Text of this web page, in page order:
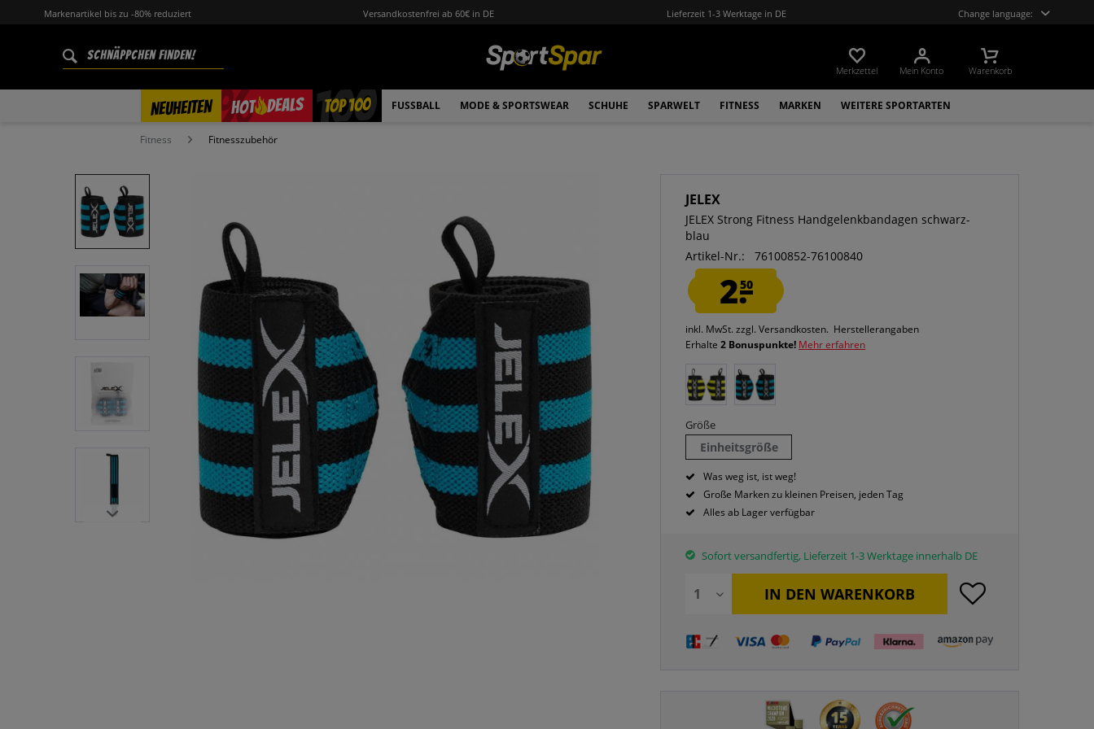
Markenartikel bis zu -80% reduziert Versandkostenfrei ab 60€ in DE Lieferzeit 1-3 Werktage in DE Change language:
Merkzettel Mein Konto Warenkorb
NEUHEITEN HOT DEALS
% TOP 100 FUSSBALL MODE & SPORTSWEAR SCHUHE SPARWELT FITNESS MARKEN WEITERE SPORTARTEN
Fitness Fitnesszubehör
JELEX
JELEX Strong Fitness Handgelenkbandagen schwarz-
blau
Artikel-Nr.:
76100852-76100840
2.50
inkl. MwSt.zzgl. Versandkosten. Herstellerangaben
Erhalte2 Bonuspunkte! Mehr erfahren
Größe
Einheitsgröße
Was weg ist, ist weg!
Große Marken zu kleinen Preisen, jeden Tag
Alles ab Lager verfügbar
Sofort versandfertig, Lieferzeit 1-3 Werktage innerhalb DE
IN DEN WARENKORB